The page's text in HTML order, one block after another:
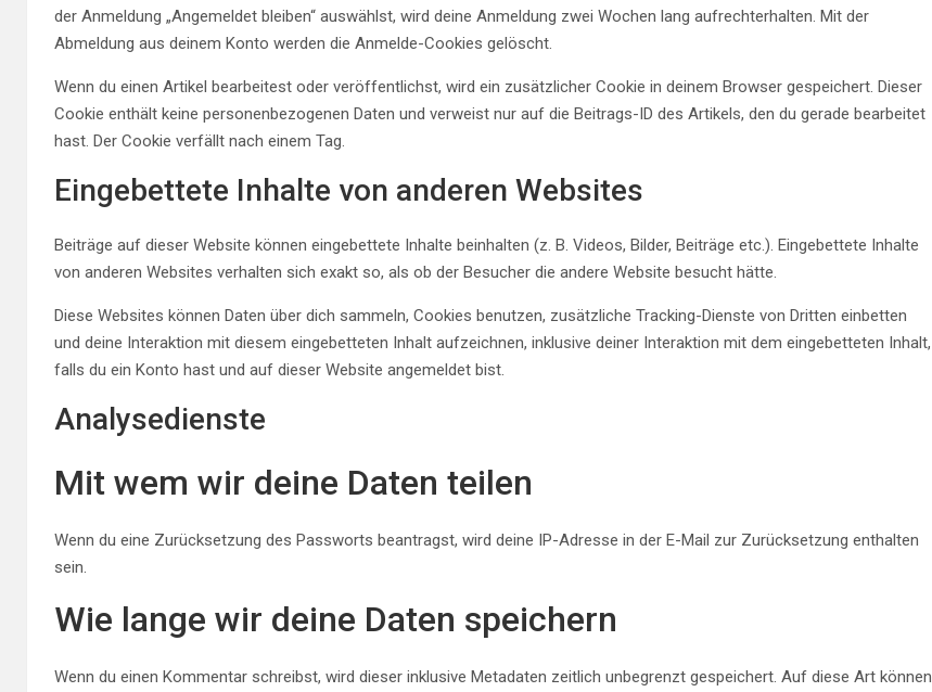
der Anmeldung „Angemeldet bleiben“ auswählst, wird deine Anmeldung zwei Wochen lang aufrechterhalten. Mit der
Abmeldung aus deinem Konto werden die Anmelde-Cookies gelöscht.
Wenn du einen Artikel bearbeitest oder veröffentlichst, wird ein zusätzlicher Cookie in deinem Browser gespeichert. Dieser
Cookie enthält keine personenbezogenen Daten und verweist nur auf die Beitrags-ID des Artikels, den du gerade bearbeitet
hast. Der Cookie verfällt nach einem Tag.
Eingebettete Inhalte von anderen Websites
Beiträge auf dieser Website können eingebettete Inhalte beinhalten (z. B. Videos, Bilder, Beiträge etc.). Eingebettete Inhalte
von anderen Websites verhalten sich exakt so, als ob der Besucher die andere Website besucht hätte.
Diese Websites können Daten über dich sammeln, Cookies benutzen, zusätzliche Tracking-Dienste von Dritten einbetten
und deine Interaktion mit diesem eingebetteten Inhalt aufzeichnen, inklusive deiner Interaktion mit dem eingebetteten Inhalt,
falls du ein Konto hast und auf dieser Website angemeldet bist.
Analysedienste
Mit wem wir deine Daten teilen
Wenn du eine Zurücksetzung des Passworts beantragst, wird deine IP-Adresse in der E-Mail zur Zurücksetzung enthalten
sein.
Wie lange wir deine Daten speichern
Wenn du einen Kommentar schreibst, wird dieser inklusive Metadaten zeitlich unbegrenzt gespeichert. Auf diese Art können